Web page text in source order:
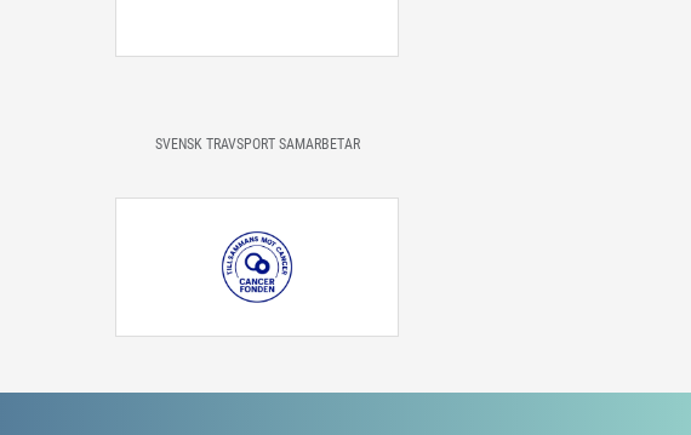
SVENSK TRAVSPORT SAMARBETAR